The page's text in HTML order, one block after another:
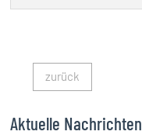
zurück
Aktuelle Nachrichten